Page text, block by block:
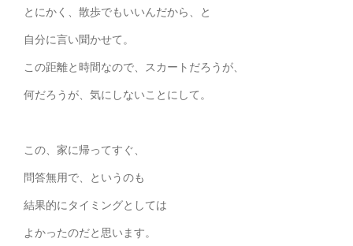
とにかく、散歩でもいいんだから、と
自分に言い聞かせて。
この距離と時間なので、スカートだろうが、
何だろうが、気にしないことにして。
この、家に帰ってすぐ、
問答無用で、というのも
結果的にタイミングとしては
よかったのだと思います。